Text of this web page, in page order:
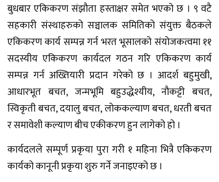
बुधबार एकिकरण संझौता हस्ताक्षर समेत भएको छ । ९ वटै
सहकारी संस्थाहरुको सञ्चालक समितिको संयुक्त बैठकले
एकिकरण कार्य सम्पन्न गर्न भरत भूसालको संयोजकत्वमा ११
सदस्यीय एकिकरण कार्यदल गठन गरि एकिकरण कार्य
सम्पन्न गर्न अख्तियारी प्रदान गरेको छ । आदर्श बहुमुखी,
आधारभूत बचत, जन्मभूमि बहुउद्धेश्यीय, नौकट्टी बचत,
स्विकृती बचत, दयालु बचत, लोककल्याण बचत, धरती बचत
र समावेशी कल्याण बीच एकीकरण हुन लागेको हो ।
कार्यदलले सम्पूर्ण प्रकृया पुरा गरी १ महिना भित्रै एकिकरण
कार्यको कानूनी प्रकृया शुरु गर्ने जनाइएको छ ।